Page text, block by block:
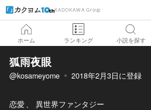
KADOKAWA Group
ホーム ランキング 小説を探す
狐雨夜眼
@kosameyome 2018年2月3日に登録
恋愛 異世界ファンタジー